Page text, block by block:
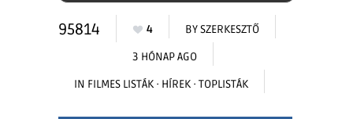
95814 4 BYSZERKESZTŐ
3 HÓNAP AGO
IN FILMES LISTÁK · HÍREK · TOPLISTÁK